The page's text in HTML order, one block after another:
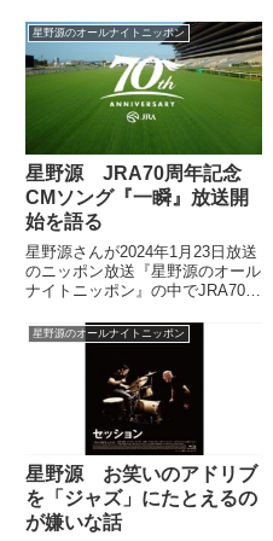
み上げたことについてトーク。無
事、一発起動に成功した喜びを話
していました。
星野源のオールナイトニッポン
星野源 JRA70周年記念
CMソング『一瞬』放送開
始を語る
星野源さんが2024年1月23日放送
のニッポン放送『星野源のオール
ナイトニッポン』の中でJRA70周
てトーク。楽曲が使われたCMが
放送開始されたことについて話し
ていました。
星野源のオールナイトニッポン
星野源 お笑いのアドリブ
を「ジャズ」にたとえるの
が嫌いな話